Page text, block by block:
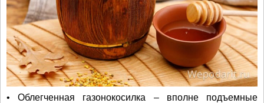
• Облегченная газонокосилка – вполне подъемные